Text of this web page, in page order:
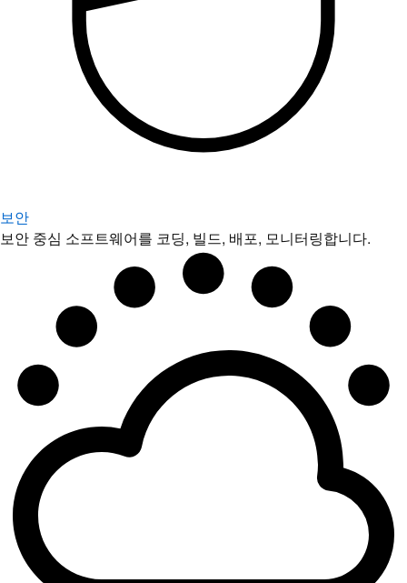
보안
보안 중심 소프트웨어를 코딩, 빌드, 배포, 모니터링합니다.